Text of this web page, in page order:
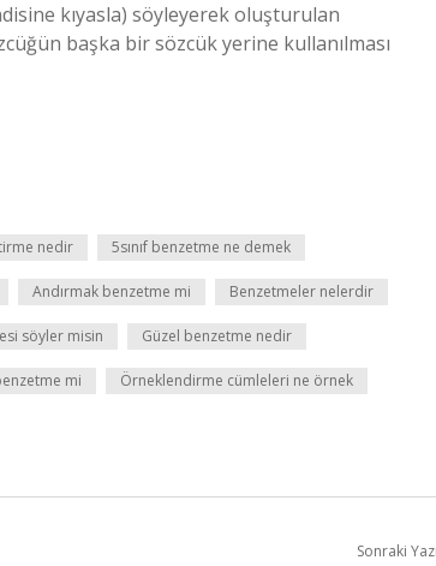
kıyasla) söyleyerek oluşturulan
başka bir sözcük yerine kullanılması
nedir 5sınıf benzetme ne demek
Andırmak benzetme mi Benzetmeler nelerdir
söyler misin Güzel benzetme nedir
mi Örneklendirme cümleleri ne örnek
Sonraki Yazı